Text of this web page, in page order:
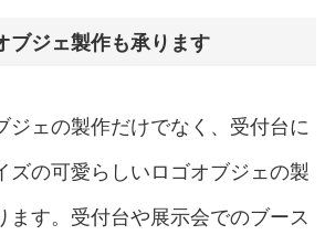
ブジェ製作も承ります
ジェの製作だけでなく、受付台に
ズの可愛らしいロゴオブジェの製
ます。受付台や展示会でのブース